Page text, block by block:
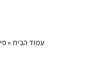
עמוד הבית»